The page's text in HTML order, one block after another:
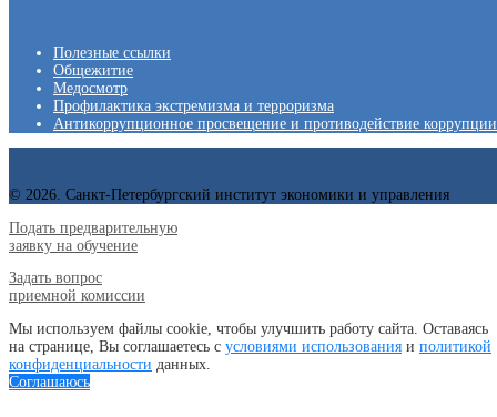
Полезные ссылки
Общежитие
Медосмотр
Профилактика экстремизма и терроризма
Антикоррупционное просвещение и противодействие коррупции
© 2026. Санкт-Петербургский институт экономики и управления
Подать предварительную
заявку на обучение
Задать вопрос
приемной комиссии
Мы используем файлы cookie, чтобы улучшить работу сайта. Оставаясь
на странице, Вы соглашаетесь с условиями использования и политикой
конфиденциальности данных.
Соглашаюсь